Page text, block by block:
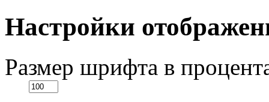
Настройки
Размер шрифта в